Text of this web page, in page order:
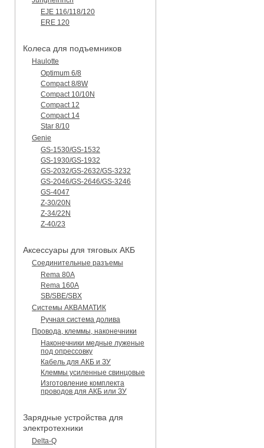
EJE 116/118/120
ERE 120
Колеса для подъемников
Haulotte
Optimum 6/8
Compact 8/8W
Compact 10/10N
Compact 12
Compact 14
Star 8/10
Genie
GS-1530/GS-1532
GS-1930/GS-1932
GS-2032/GS-2632/GS-3232
GS-2046/GS-2646/GS-3246
GS-4047
Z-30/20N
Z-34/22N
Z-40/23
Аксессуары для тяговых АКБ
Соединительные разъемы
Rema 80A
Rema 160A
SB/SBE/SBX
Системы АКВАМАТИК
Ручная система долива
Провода, клеммы, наконечники
Наконечники медные луженые
под опрессовку
Кабель для АКБ и ЗУ
Клеммы усиленные свинцовые
Изготовление комплекта
проводов для АКБ или ЗУ
Зарядные устройства для
электротехники
Delta-Q